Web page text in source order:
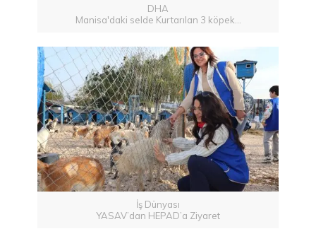
DHA
Manisa'daki selde Kurtarılan 3 köpek...
İş Dünyası
YASAV’dan HEPAD’a Ziyaret